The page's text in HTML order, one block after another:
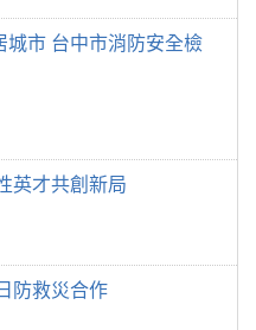
城市 台中市消防安全檢
英才共創新局
防救災合作